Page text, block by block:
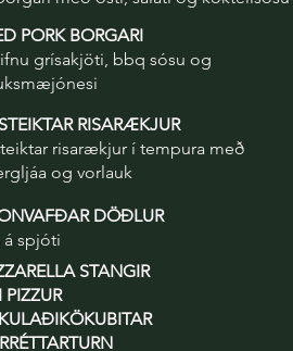
PORK BORGARI
grísakjöti, bbq sósu og
RISARÆKJUR
risarækjur í tempura með
og vorlauk
DÖÐLUR
á spjóti
STANGIR
PIZZUR